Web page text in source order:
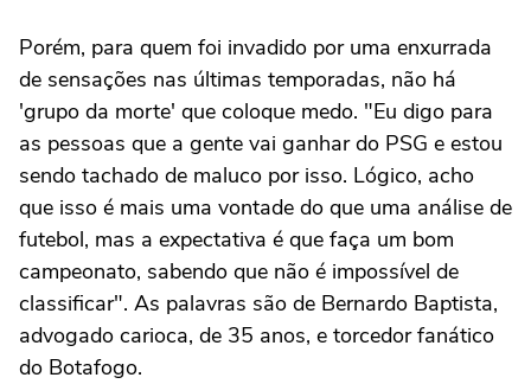
Porém, para quem foi invadido por uma enxurrada
de sensações nas últimas temporadas, não há
'grupo da morte' que coloque medo. "Eu digo para
as pessoas que a gente vai ganhar do PSG e estou
sendo tachado de maluco por isso. Lógico, acho
que isso é mais uma vontade do que uma análise de
futebol, mas a expectativa é que faça um bom
campeonato, sabendo que não é impossível de
classificar". As palavras são de Bernardo Baptista,
advogado carioca, de 35 anos, e torcedor fanático
do Botafogo.